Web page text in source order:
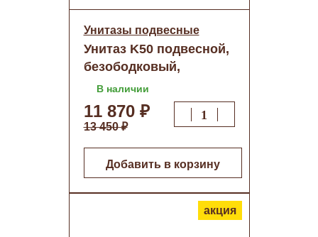
Унитазы подвесные
Унитаз K50 подвесной,
безободковый,
сиденье,крепления
В наличии
11 870 ₽
13 450 ₽
Добавить в корзину
акция